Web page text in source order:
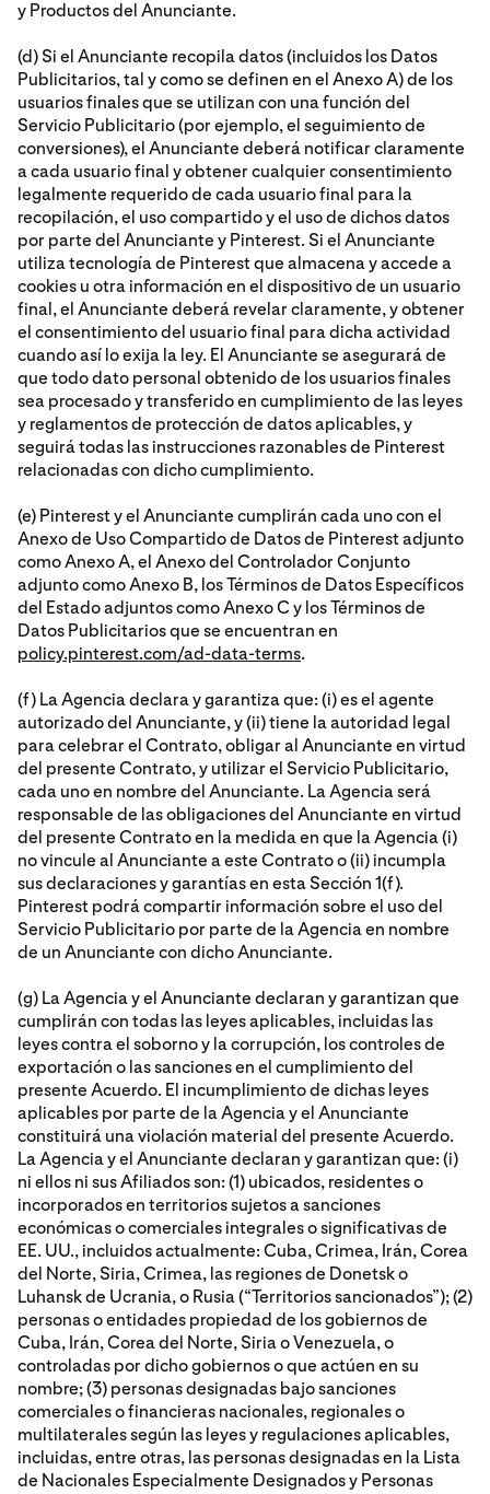
y Productos del Anunciante.
(d) Si el Anunciante recopila datos (incluidos los Datos
Publicitarios, tal y como se definen en el Anexo A) de los
usuarios finales que se utilizan con una función del
Servicio Publicitario (por ejemplo, el seguimiento de
conversiones), el Anunciante deberá notificar claramente
a cada usuario final y obtener cualquier consentimiento
legalmente requerido de cada usuario final para la
recopilación, el uso compartido y el uso de dichos datos
por parte del Anunciante y Pinterest. Si el Anunciante
utiliza tecnología de Pinterest que almacena y accede a
cookies u otra información en el dispositivo de un usuario
final, el Anunciante deberá revelar claramente, y obtener
el consentimiento del usuario final para dicha actividad
cuando así lo exija la ley. El Anunciante se asegurará de
que todo dato personal obtenido de los usuarios finales
sea procesado y transferido en cumplimiento de las leyes
y reglamentos de protección de datos aplicables, y
seguirá todas las instrucciones razonables de Pinterest
relacionadas con dicho cumplimiento.
(e) Pinterest y el Anunciante cumplirán cada uno con el
Anexo de Uso Compartido de Datos de Pinterest adjunto
como Anexo A, el Anexo del Controlador Conjunto
adjunto como Anexo B, los Términos de Datos Específicos
del Estado adjuntos como Anexo C y los Términos de
Datos Publicitarios que se encuentran en
policy.pinterest.com/ad-data-terms.
(f) La Agencia declara y garantiza que: (i) es el agente
autorizado del Anunciante, y (ii) tiene la autoridad legal
para celebrar el Contrato, obligar al Anunciante en virtud
del presente Contrato, y utilizar el Servicio Publicitario,
cada uno en nombre del Anunciante. La Agencia será
responsable de las obligaciones del Anunciante en virtud
del presente Contrato en la medida en que la Agencia (i)
no vincule al Anunciante a este Contrato o (ii) incumpla
sus declaraciones y garantías en esta Sección 1(f).
Pinterest podrá compartir información sobre el uso del
Servicio Publicitario por parte de la Agencia en nombre
de un Anunciante con dicho Anunciante.
(g) La Agencia y el Anunciante declaran y garantizan que
cumplirán con todas las leyes aplicables, incluidas las
leyes contra el soborno y la corrupción, los controles de
exportación o las sanciones en el cumplimiento del
presente Acuerdo. El incumplimiento de dichas leyes
aplicables por parte de la Agencia y el Anunciante
constituirá una violación material del presente Acuerdo.
La Agencia y el Anunciante declaran y garantizan que: (i)
ni ellos ni sus Afiliados son: (1) ubicados, residentes o
incorporados en territorios sujetos a sanciones
económicas o comerciales integrales o significativas de
EE. UU., incluidos actualmente: Cuba, Crimea, Irán, Corea
del Norte, Siria, Crimea, las regiones de Donetsk o
Luhansk de Ucrania, o Rusia (“Territorios sancionados”); (2)
personas o entidades propiedad de los gobiernos de
Cuba, Irán, Corea del Norte, Siria o Venezuela, o
controladas por dicho gobiernos o que actúen en su
nombre; (3) personas designadas bajo sanciones
comerciales o financieras nacionales, regionales o
multilaterales según las leyes y regulaciones aplicables,
incluidas, entre otras, las personas designadas en la Lista
de Nacionales Especialmente Designados y Personas